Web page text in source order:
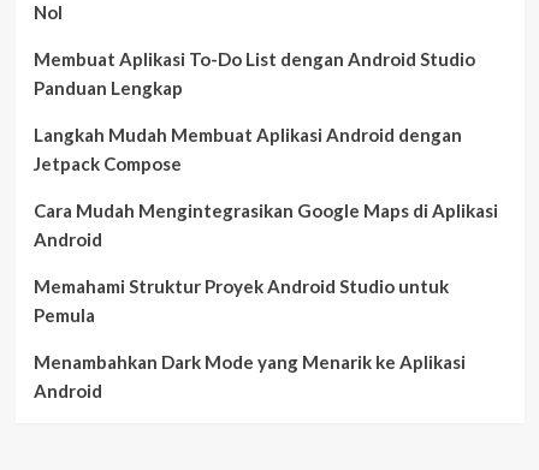
Nol
Membuat Aplikasi To-Do List dengan Android Studio
Panduan Lengkap
Langkah Mudah Membuat Aplikasi Android dengan
Jetpack Compose
Cara Mudah Mengintegrasikan Google Maps di Aplikasi
Android
Memahami Struktur Proyek Android Studio untuk
Pemula
Menambahkan Dark Mode yang Menarik ke Aplikasi
Android